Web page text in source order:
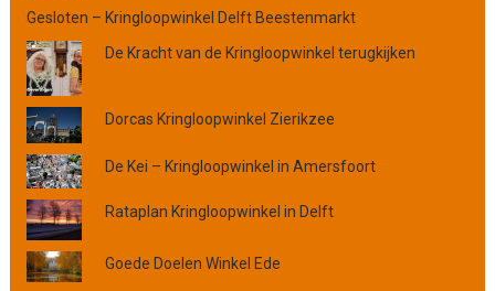
p
r
o
v
i
n
c
i
e
o
f
o
Gesloten – Kringloopwinkel Delft Beestenmarkt
De Kracht van de Kringloopwinkel terugkijken
Dorcas Kringloopwinkel Zierikzee
De Kei – Kringloopwinkel in Amersfoort
Rataplan Kringloopwinkel in Delft
Goede Doelen Winkel Ede